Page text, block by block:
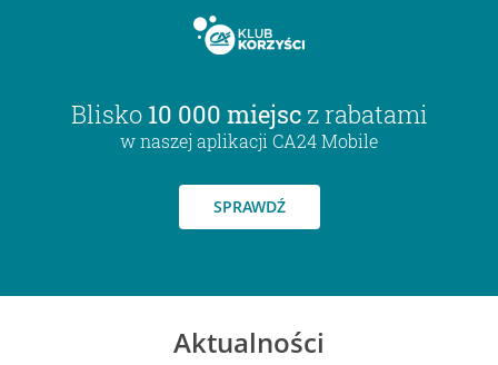
Blisko 10 000 miejsc z rabatami
w naszej aplikacji CA24 Mobile
SPRAWDŹ
Aktualności